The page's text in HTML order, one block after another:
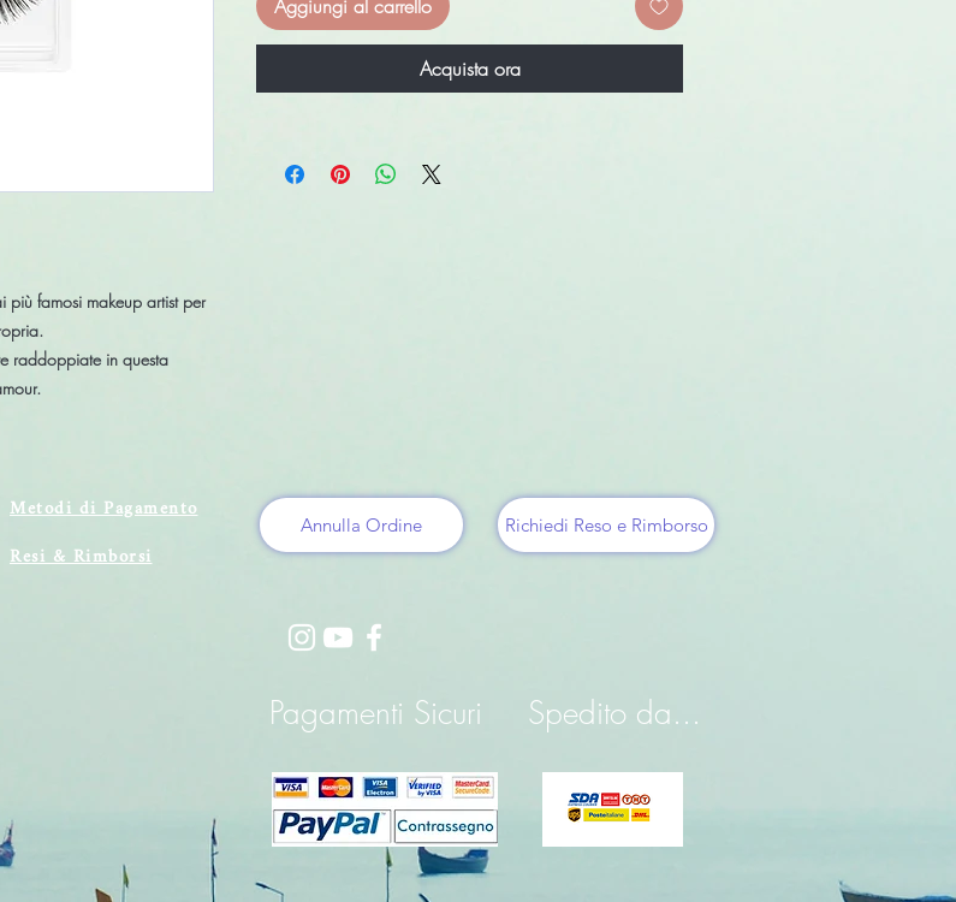
più famosi makeup artist per
raddoppiate in questa
Aggiungi al carrello
Acquista ora
Metodi di Pagamento
Resi & Rimborsi
Annulla Ordine Richiedi Reso e Rimborso
Pagamenti Sicuri Spedito da...